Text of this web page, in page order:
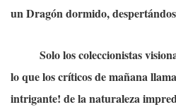
un Dragón dormido,
Solo los coleccionistas
lo que los críticos de mañana
intrigante! de la naturaleza